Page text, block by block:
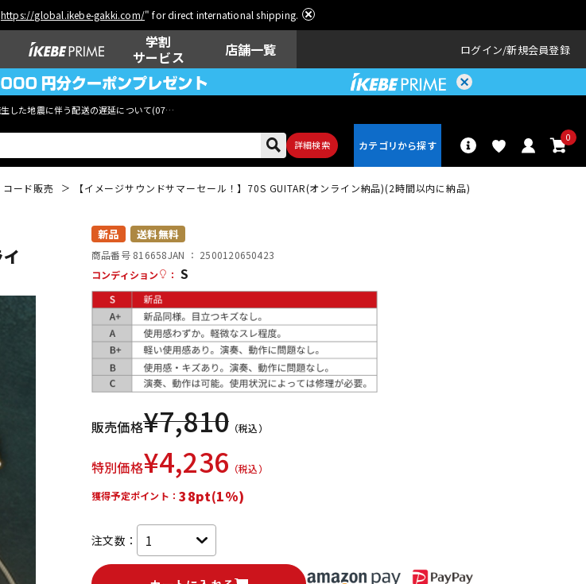
https://global.ikebe-gakki.com/" for direct international shipping.
学割
サービス
店舗一覧 ログイン 新規会員登録
生した地震に伴う配送の遅延について(07月29日
詳細検索
0
ウクレレ
その他楽器
ラ レコーディン
グ機器
配信/ライブ
機器
コード販売 【イメージサウンドサマーセール！】70S GUITAR(オンライン納品)(2時間以内に納品)
新品 送料無料
商品番号 816658JAN ： 2500120650423
コンディション
： S
販売価格¥7,810 （税込）
特別価格¥4,236 （税込）
獲得予定ポイント：38pt(1%)
注文数：